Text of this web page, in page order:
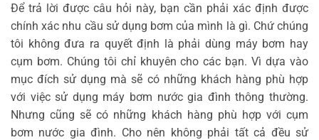
Để trả lời được câu hỏi này, bạn cần phải xác định được
chính xác nhu cầu sử dụng bơm của mình là gì. Chứ chúng
tôi không đưa ra quyết định là phải dùng máy bơm hay
cụm bơm. Chúng tôi chỉ khuyên cho các bạn. Vì dựa vào
mục đích sử dụng mà sẽ có những khách hàng phù hợp
với việc sử dụng máy bơm nước gia đình thông thường.
Nhưng cũng sẽ có những khách hàng phù hợp với cụm
bơm nước gia đình. Cho nên không phải tất cả đều sử